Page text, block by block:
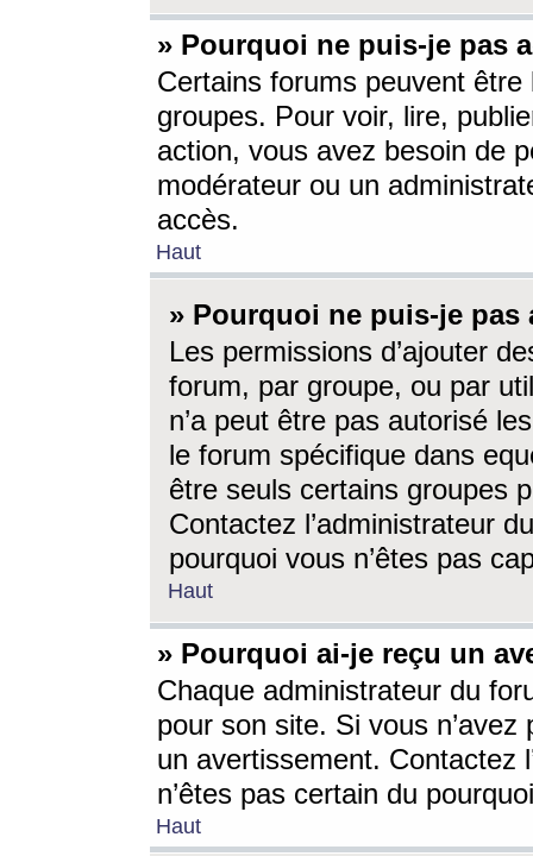
» Pourquoi ne puis-je pas
Certains forums peuvent être
groupes. Pour voir, lire,
action, vous avez besoin de
modérateur ou un
accès.
Haut
» Pourquoi ne puis-je
Les permissions d’ajouter
forum, par groupe, ou par
n’a peut être pas autorisé
le forum spécifique dans
être seuls certains groupes
Contactez l’administrateur
pourquoi vous n’êtes pas
Haut
» Pourquoi ai-je reçu un
Chaque administrateur du
pour son site. Si vous
un avertissement. Contactez
n’êtes pas certain du
Haut